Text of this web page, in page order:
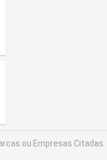
ou Empresas Citadas.